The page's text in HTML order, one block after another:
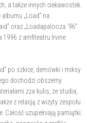
a także innych ciekawostek.
„Load” na
oraz „Loadapalooza ‘96”
1996 z amfiteatru Irvine
po szkice, demówki i miksy
dochodzi obszerny
zza kulis, ze studia,
z relacją z wizyty zespołu
Całość uzupełniają pamiątki: